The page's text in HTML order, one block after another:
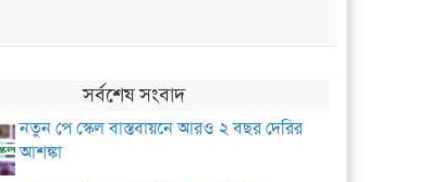
সর্বশেষ সংবাদ
নতুন পে স্কেল বাস্তবায়নে আরও ২ বছর দেরির
আশঙ্কা